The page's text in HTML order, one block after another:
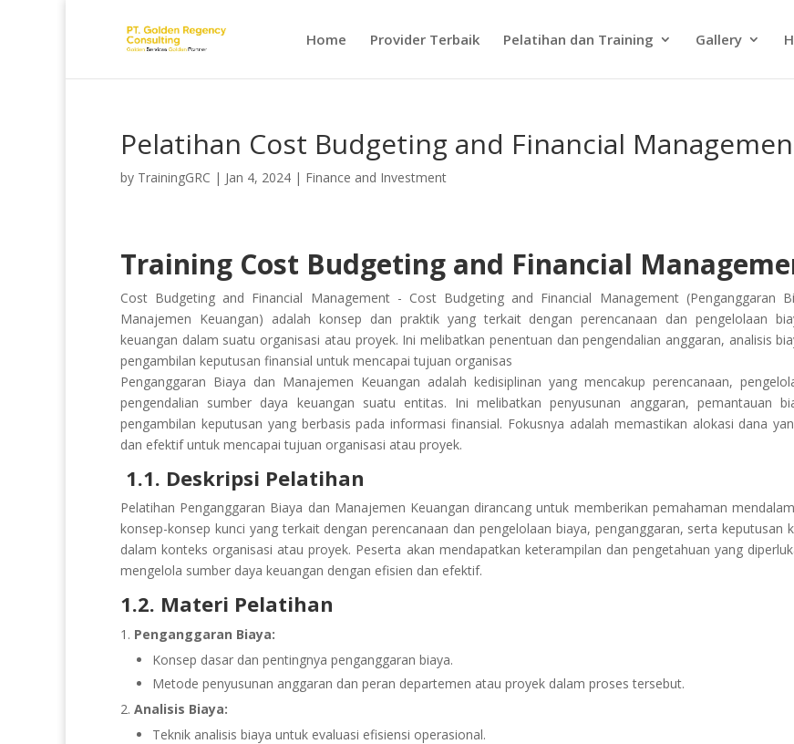
Home Provider Terbaik Pelatihan dan Training Gallery
Pelatihan Cost Budgeting and Financial
by TrainingGRC | Jan 4, 2024 | Finance and Investment
Training Cost Budgeting and Financial
Cost Budgeting and Financial Management - Cost Budgeting and Financial Management (Penganggaran
Manajemen Keuangan) adalah konsep dan praktik yang terkait dengan perencanaan dan pengelolaan
keuangan dalam suatu organisasi atau proyek. Ini melibatkan penentuan dan pengendalian anggaran, analisis
pengambilan keputusan finansial untuk mencapai tujuan organisas
Penganggaran Biaya dan Manajemen Keuangan adalah kedisiplinan yang mencakup perencanaan,
pengendalian sumber daya keuangan suatu entitas. Ini melibatkan penyusunan anggaran, pemantauan
pengambilan keputusan yang berbasis pada informasi finansial. Fokusnya adalah memastikan alokasi dana
dan efektif untuk mencapai tujuan organisasi atau proyek.
1.1. Deskripsi Pelatihan
Pelatihan Penganggaran Biaya dan Manajemen Keuangan dirancang untuk memberikan pemahaman
konsep-konsep kunci yang terkait dengan perencanaan dan pengelolaan biaya, penganggaran, serta keputusan
dalam konteks organisasi atau proyek. Peserta akan mendapatkan keterampilan dan pengetahuan yang
mengelola sumber daya keuangan dengan efisien dan efektif.
1.2. Materi Pelatihan
Penganggaran Biaya:
Konsep dasar dan pentingnya penganggaran biaya.
Metode penyusunan anggaran dan peran departemen atau proyek dalam proses tersebut.
Analisis Biaya:
Teknik analisis biaya untuk evaluasi efisiensi operasional.